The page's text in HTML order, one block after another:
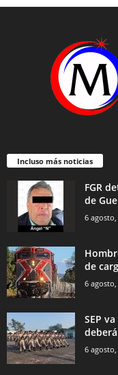
Incluso más noticias
FGR
de
6 agosto,
de
6 agosto,
SEP
6 agosto,